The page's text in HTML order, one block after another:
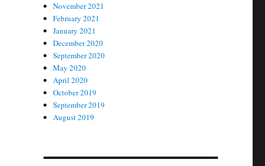
November 2021
February 2021
January 2021
December 2020
September 2020
May 2020
April 2020
October 2019
September 2019
August 2019